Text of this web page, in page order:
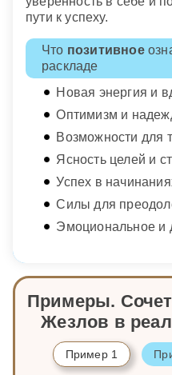
пути к успеху.
Что позитивное
раскладе
Новая энергия и
Оптимизм и
Возможности для
Ясность целей и
Успех в
Силы для
Эмоциональное и
Примеры.
Жезлов в
Пример 1